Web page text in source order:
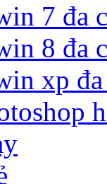
7 đa
8 đa
xp